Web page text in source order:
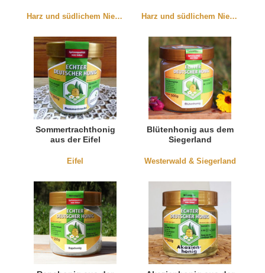
Harz und südlichem Niedersachen Harz und südlichem Niedersachen
Sommertrachthonig
aus der Eifel
Eifel
Blütenhonig aus dem
Siegerland
Westerwald & Siegerland